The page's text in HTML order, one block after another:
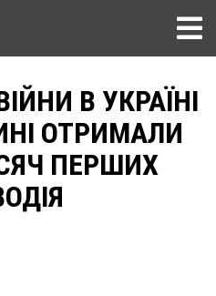
В УКРАЇНІ
ОТРИМАЛИ
ПЕРШИХ